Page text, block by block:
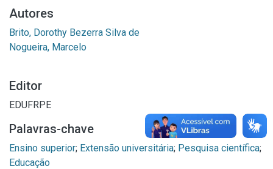
Autores
Brito, Dorothy Bezerra Silva de
Nogueira, Marcelo
Editor
EDUFRPE
Palavras-chave
Ensino superior; Extensão universitária; Pesquisa científica;
Educação